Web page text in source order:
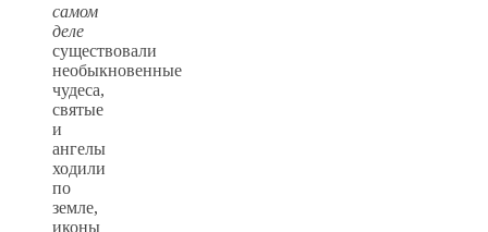
самом
деле
существовали
необыкновенные
чудеса,
святые
и
ангелы
ходили
по
земле,
иконы